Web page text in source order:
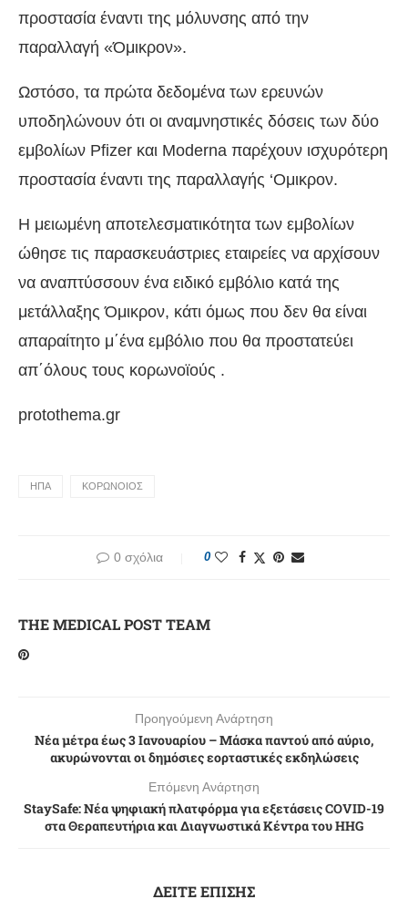
προστασία έναντι της μόλυνσης από την
παραλλαγή «Όμικρον».
Ωστόσο, τα πρώτα δεδομένα των ερευνών
υποδηλώνουν ότι οι αναμνηστικές δόσεις των δύο
εμβολίων Pfizer και Moderna παρέχουν ισχυρότερη
προστασία έναντι της παραλλαγής ‘Ομικρον.
Η μειωμένη αποτελεσματικότητα των εμβολίων
ώθησε τις παρασκευάστριες εταιρείες να αρχίσουν
να αναπτύσσουν ένα ειδικό εμβόλιο κατά της
μετάλλαξης Όμικρον, κάτι όμως που δεν θα είναι
απαραίτητο μ΄ένα εμβόλιο που θα προστατεύει
απ΄όλους τους κορωνοϊούς .
protothema.gr
ΗΠΑ ΚΟΡΩΝΟΙΟΣ
0 σχόλια 0
THE MEDICAL POST TEAM
Προηγούμενη Ανάρτηση
Νέα μέτρα έως 3 Ιανουαρίου – Μάσκα παντού από αύριο,
ακυρώνονται οι δημόσιες εορταστικές εκδηλώσεις
Επόμενη Ανάρτηση
StaySafe: Νέα ψηφιακή πλατφόρμα για εξετάσεις COVID-19
στα Θεραπευτήρια και Διαγνωστικά Κέντρα του HHG
ΔΕΙΤΕ ΕΠΙΣΗΣ